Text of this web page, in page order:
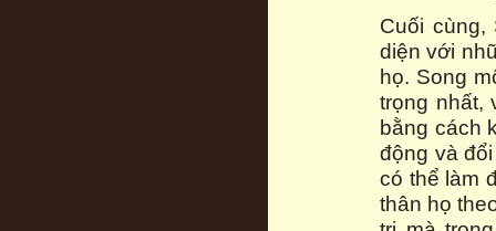
Cuối cùng,
diện với
họ. Song
trọng nhất,
bằng cách
động và
có thể làm
thân họ